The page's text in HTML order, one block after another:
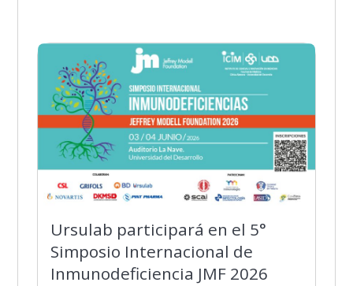
Ursulab participará en el 5°
Simposio Internacional de
Inmunodeficiencia JMF 2026